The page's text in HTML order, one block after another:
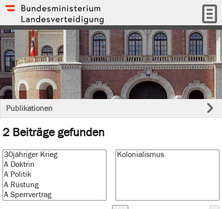
Publikationen
2 Beiträge gefunden